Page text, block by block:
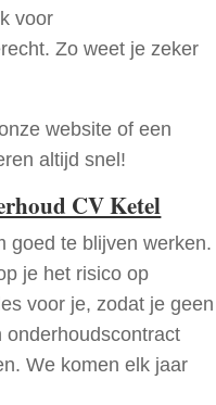
voor
Zo weet je zeker
website of een
altijd snel!
CV Ketel
goed te blijven werken.
je het risico op
voor je, zodat je geen
onderhoudscontract
We komen elk jaar